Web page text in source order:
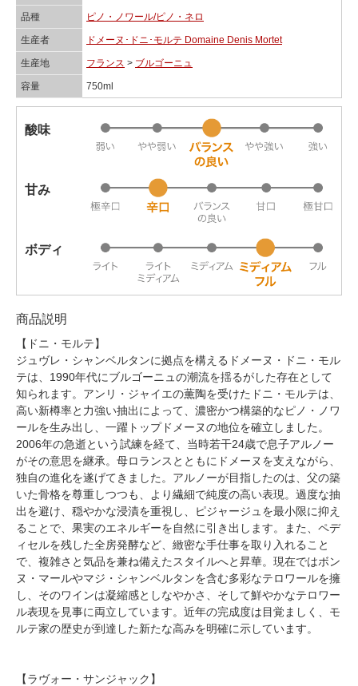
品種 ピノ・ノワール/ピノ・ネロ
生産者 ドメーヌ･ドニ･モルテ Domaine Denis Mortet
生産地 フランス > ブルゴーニュ
容量 750ml
酸味
甘み
ボディ
商品説明
【ドニ・モルテ】
ジュヴレ・シャンベルタンに拠点を構えるドメーヌ・ドニ・モル
テは、1990年代にブルゴーニュの潮流を揺るがした存在として
知られます。アンリ・ジャイエの薫陶を受けたドニ・モルテは、
高い新樽率と力強い抽出によって、濃密かつ構築的なピノ・ノワ
ールを生み出し、一躍トップドメーヌの地位を確立しました。
2006年の急逝という試練を経て、当時若干24歳で息子アルノー
がその意思を継承。母ロランスとともにドメーヌを支えながら、
独自の進化を遂げてきました。アルノーが目指したのは、父の築
いた骨格を尊重しつつも、より繊細で純度の高い表現。過度な抽
出を避け、穏やかな浸漬を重視し、ピジャージュを最小限に抑え
ることで、果実のエネルギーを自然に引き出します。また、ペデ
ィセルを残した全房発酵など、緻密な手仕事を取り入れること
で、複雑さと気品を兼ね備えたスタイルへと昇華。現在ではボン
ヌ・マールやマジ・シャンベルタンを含む多彩なテロワールを擁
し、そのワインは凝縮感としなやかさ、そして鮮やかなテロワー
ル表現を見事に両立しています。近年の完成度は目覚ましく、モ
ルテ家の歴史が到達した新たな高みを明確に示しています。
【ラヴォー・サンジャック】